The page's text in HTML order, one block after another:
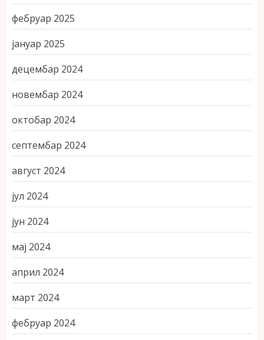
фебруар 2025
јануар 2025
децембар 2024
новембар 2024
октобар 2024
септембар 2024
август 2024
јул 2024
јун 2024
мај 2024
април 2024
март 2024
фебруар 2024